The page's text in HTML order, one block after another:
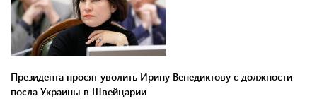
Президента просят уволить Ирину Венедиктову с должности
посла Украины в Швейцарии